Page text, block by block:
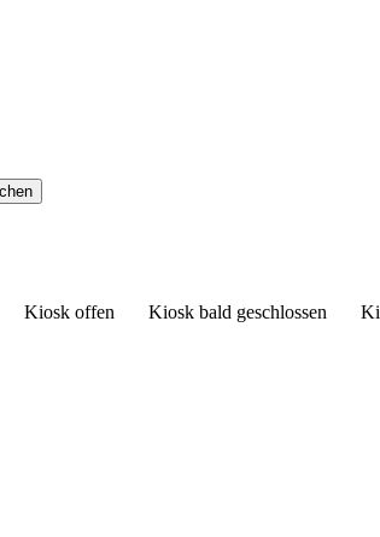
Kiosk offen Kiosk bald geschlossen